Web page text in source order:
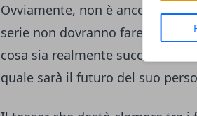
Ovviamente, non è ancora
serie non dovranno fare altro
cosa sia realmente successo a
quale sarà il futuro del suo